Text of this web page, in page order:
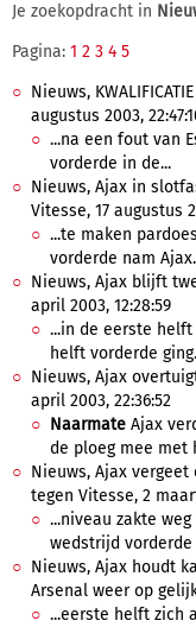
Je zoekopdracht in
Pagina: 1 2 3 4 5
Nieuws,
augustus 2003,
...na een fout van
vorderde in de...
Nieuws, Ajax in
Vitesse, 17 augustus
...te maken
vorderde nam
Nieuws, Ajax blijft
april 2003, 12:28:59
...in de eerste
helft vorderde
Nieuws, Ajax
april 2003, 22:36:52
Naarmate Ajax
de ploeg mee met
Nieuws, Ajax
tegen Vitesse, 2
...niveau zakte
wedstrijd vorderde
Nieuws, Ajax houdt
Arsenal weer op
...eerste helft zich